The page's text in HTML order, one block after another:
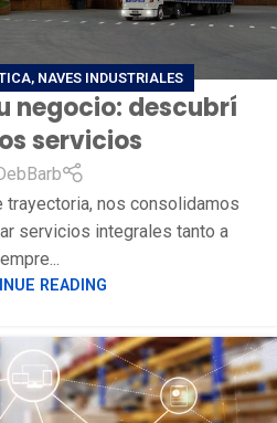
, NAVES INDUSTRIALES
negocio: descubrí
servicios
trayectoria, nos consolidamos
servicios integrales tanto a
empre...
READING